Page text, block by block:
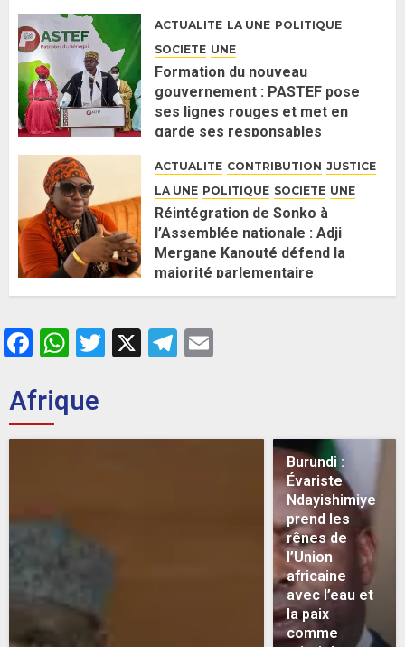
2 JUIN 2026 0
ACTUALITE LA UNE POLITIQUE
SOCIETE UNE
Formation du nouveau
gouvernement : PASTEF pose
ses lignes rouges et met en
garde ses responsables
ACTUALITE CONTRIBUTION JUSTICE
LA UNE POLITIQUE SOCIETE UNE
Réintégration de Sonko à
l’Assemblée nationale : Adji
Mergane Kanouté défend la
majorité parlementaire
26 MAI 2026 0
Facebook
WhatsApp
Twitter
X Telegram
Afrique
Burundi :
Évariste
Ndayishimiye
prend les
rênes de
l’Union
africaine
avec l’eau et
la paix
comme